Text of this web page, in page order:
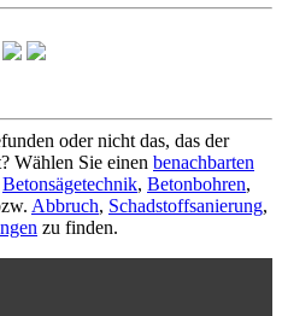
oder nicht das, das der
Wählen Sie einen benachbarten
Betonsägetechnik, Betonbohren,
Abbruch, Schadstoffsanierung,
zu finden.